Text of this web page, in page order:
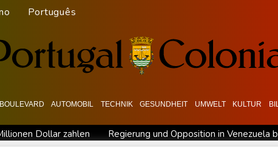
Português
BOULEVARD AUTOMOBIL TECHNIK GESUNDHEIT UMWELT KULTUR
Dollar zahlen
Regierung und Opposition in Venezuela